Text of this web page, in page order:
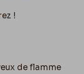
!
de flamme